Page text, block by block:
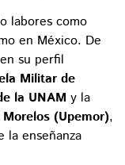
labores como
en México. De
su perfil
Militar de
la UNAM y la
(Upemor),
la enseñanza